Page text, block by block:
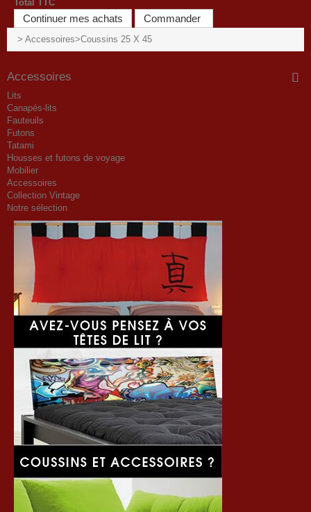
Total TTC
Continuer mes achats Commander
> Accessoires>Coussins 25 X 45
Accessoires
Lits
Canapés-lits
Fauteuils
Futons
Tatami
Housses et futons de voyage
Mobilier
Accessoires
Collection Vintage
Notre sélection